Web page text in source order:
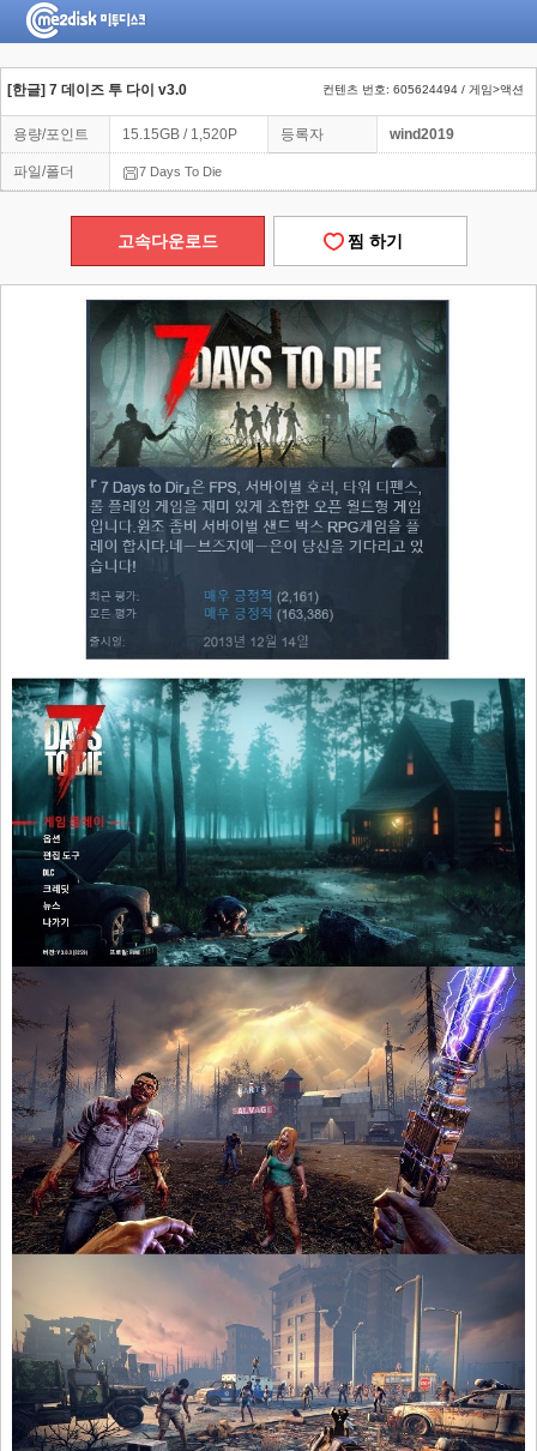
[한글] 7 데이즈 투 다이 v3.0 컨텐츠 번호: 605624494 / 게임>액션
용량/포인트 15.15GB / 1,520P 등록자 wind2019
파일/폴더 7 Days To Die
고속다운로드 찜 하기